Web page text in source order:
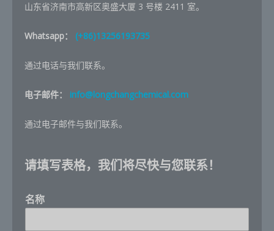
山东省济南市高新区奥盛大厦 3 号楼 2411 室。
Whatsapp： (+86)13256193735
通过电话与我们联系。
电子邮件： info@longchangchemical.com
通过电子邮件与我们联系。
请填写表格，我们将尽快与您联系！
名称